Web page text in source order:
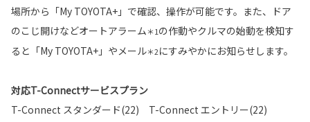
場所から「My TOYOTA+」で確認、操作が可能です。また、ドア
のこじ開けなどオートアラーム＊1の作動やクルマの始動を検知す
ると「My TOYOTA+」やメール＊2にすみやかにお知らせします。
対応T-Connectサービスプラン
T-Connect スタンダード(22) T-Connect エントリー(22)